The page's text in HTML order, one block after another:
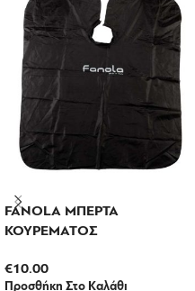
FANOLA ΜΠΕΡΤΑ
ΚΟΥΡΕΜΑΤΟΣ
€10.00
Προσθήκη Στο Καλάθι